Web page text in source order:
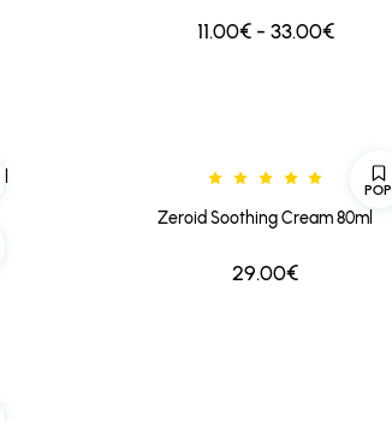
11.00€ - 33.00€
POP
Zeroid Soothing Cream 80ml
29.00€